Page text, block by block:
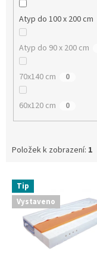
Atyp do 100 x 200 cm
Atyp do 90 x 200 cm
70x140 cm 0
60x120 cm 0
Položek k zobrazení: 1
V Tip
Vystaveno